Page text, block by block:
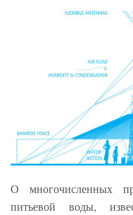
О многочисленных
питьевой воды,